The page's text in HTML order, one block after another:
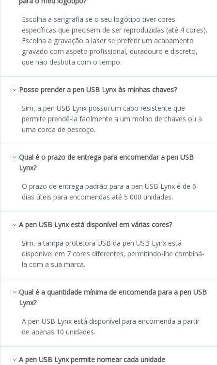
Escolha a serigrafia se o seu logótipo tiver cores
específicas que precisem de ser reproduzidas (até 4 cores).
Escolha a gravação a laser se preferir um acabamento
gravado com aspeto profissional, duradouro e discreto,
que não desbota com o tempo.
Posso prender a pen USB Lynx às minhas chaves?
Sim, a pen USB Lynx possui um cabo resistente que
permite prendê-la facilmente a um molho de chaves ou a
uma corda de pescoço.
Qual é o prazo de entrega para encomendar a pen USB
Lynx?
O prazo de entrega padrão para a pen USB Lynx é de 6
dias úteis para encomendas até 5 000 unidades.
A pen USB Lynx está disponível em várias cores?
Sim, a tampa protetora USB da pen USB Lynx está
disponível em 7 cores diferentes, permitindo-lhe combiná-
la com a sua marca.
Qual é a quantidade mínima de encomenda para a pen USB
Lynx?
A pen USB Lynx está disponível para encomenda a partir
de apenas 10 unidades.
A pen USB Lynx permite nomear cada unidade